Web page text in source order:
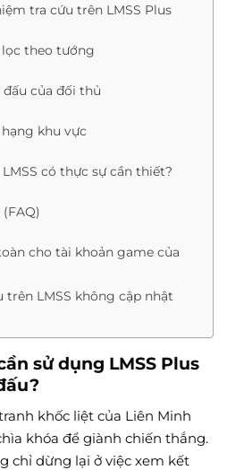
tra cứu trên LMSS Plus
lọc theo tướng
của đối thủ
khu vực
có thực sự cần thiết?
cho tài khoản game của
trên LMSS không cập nhật
sử dụng LMSS Plus
khốc liệt của Liên Minh
khóa để giành chiến thắng.
chỉ dừng lại ở việc xem kết